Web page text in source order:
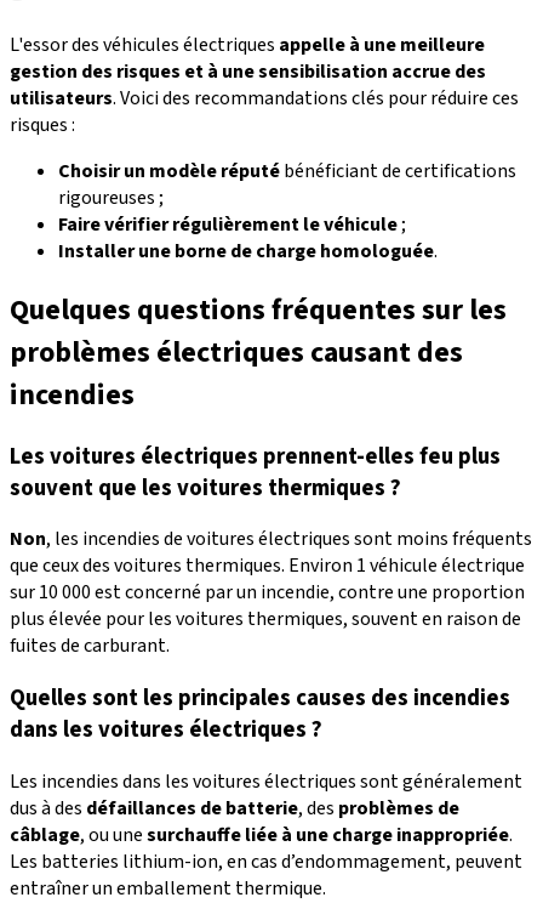
L'essor des véhicules électriques appelle à une meilleure
gestion des risques et à une sensibilisation accrue des
utilisateurs. Voici des recommandations clés pour réduire ces
risques :
Choisir un modèle réputébénéficiant de certifications
rigoureuses ;
Faire vérifier régulièrement le véhicule;
Installer une borne de charge homologuée.
Quelques questions fréquentes sur les
problèmes électriques causant des
incendies
Les voitures électriques prennent-elles feu plus
souvent que les voitures thermiques ?
Non, les incendies de voitures électriques sont moins fréquents
que ceux des voitures thermiques. Environ 1 véhicule électrique
sur 10 000 est concerné par un incendie, contre une proportion
plus élevée pour les voitures thermiques, souvent en raison de
fuites de carburant.
Quelles sont les principales causes des incendies
dans les voitures électriques ?
Les incendies dans les voitures électriques sont généralement
dus à des défaillances de batterie, des problèmes de
câblage, ou unesurchauffe liée à une charge inappropriée.
Les batteries lithium-ion, en cas d’endommagement, peuvent
entraîner un emballement thermique.